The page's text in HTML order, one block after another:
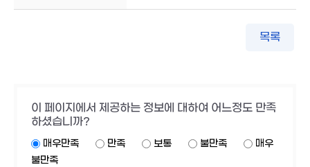
목록
이 페이지에서 제공하는 정보에 대하여 어느정도 만족
하셨습니까?
매우만족 만족 보통 불만족
매우
불만족